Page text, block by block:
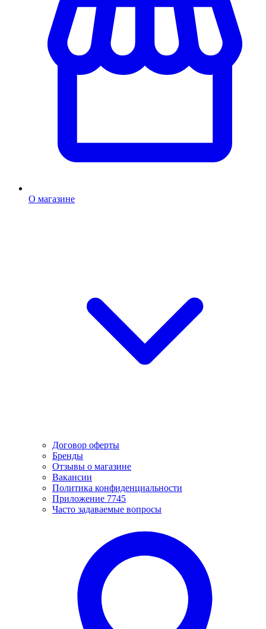
О магазине
Договор оферты
Бренды
Отзывы о магазине
Вакансии
Политика конфиденциальности
Приложение 7745
Часто задаваемые вопросы